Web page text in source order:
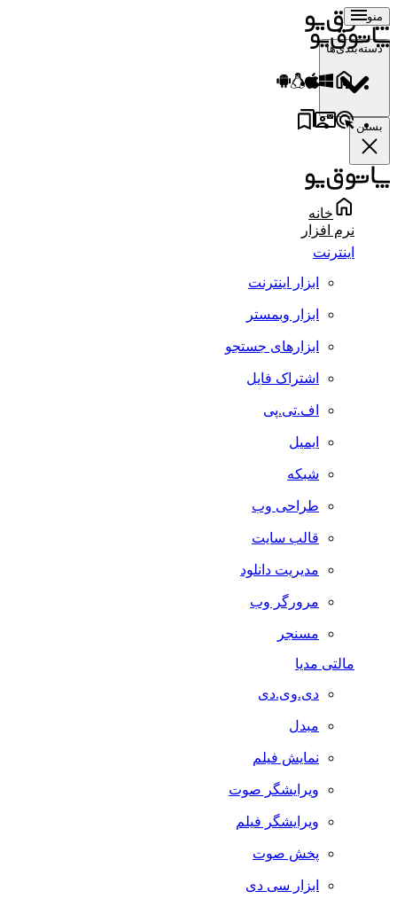
منو
دسته‌بندی‌ها
بستن
خانه
نرم افزار
اینترنت
ابزار اینترنت
ابزار وبمستر
ابزارهای جستجو
اشتراک فایل
اف.تی.پی
ایمیل
شبکه
طراحی وب
قالب سایت
مدیریت دانلود
مرورگر وب
مسنجر
مالتی مدیا
دی.وی.دی
مبدل
نمایش فیلم
ویرایشگر صوت
ویرایشگر فیلم
پخش صوت
ابزار سی دی